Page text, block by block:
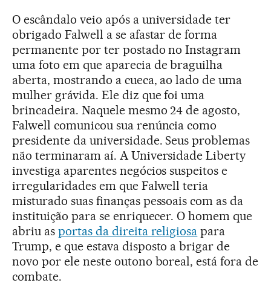
O escândalo veio após a universidade ter
obrigado Falwell a se afastar de forma
permanente por ter postado no Instagram
uma foto em que aparecia de braguilha
aberta, mostrando a cueca, ao lado de uma
mulher grávida. Ele diz que foi uma
brincadeira. Naquele mesmo 24 de agosto,
Falwell comunicou sua renúncia como
presidente da universidade. Seus problemas
não terminaram aí. A Universidade Liberty
investiga aparentes negócios suspeitos e
irregularidades em que Falwell teria
misturado suas finanças pessoais com as da
instituição para se enriquecer. O homem que
abriu as portas da direita religiosa para
Trump, e que estava disposto a brigar de
novo por ele neste outono boreal, está fora de
combate.